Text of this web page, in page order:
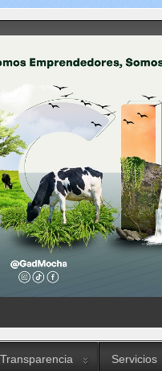
Transparencia Servicios